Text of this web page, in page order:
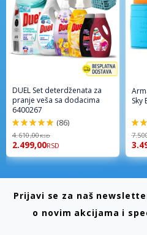
DUEL Set deterdženata za
pranje veša sa dodacima
6400267
98%
(86)
4.610,00RSD
2.499,00RSD
Sky
94%
Prijavi se za naš
o novim akcijama i